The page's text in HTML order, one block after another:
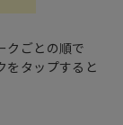
クごとの順で
をタップすると